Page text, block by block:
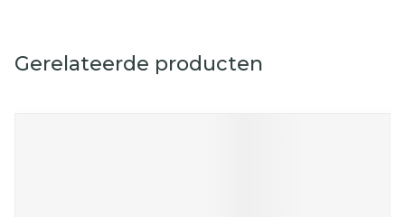
Gerelateerde producten